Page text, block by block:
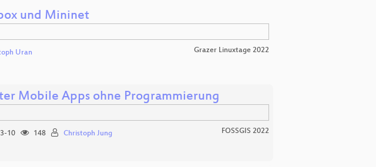
und Mininet
Uran Grazer Linuxtage 2022
Mobile Apps ohne Programmierung
10 148 Christoph Jung FOSSGIS 2022